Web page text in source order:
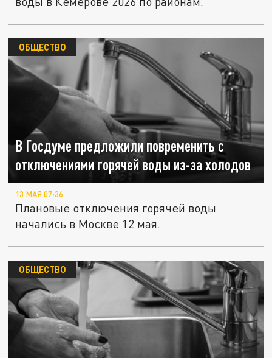
В Госдуме предложили повременить с
отключениями горячей воды из-за холодов
ОБЩЕСТВО
13 МАЯ 07:36
Плановые отключения горячей воды
начались в Москве 12 мая.
ОБЩЕСТВО